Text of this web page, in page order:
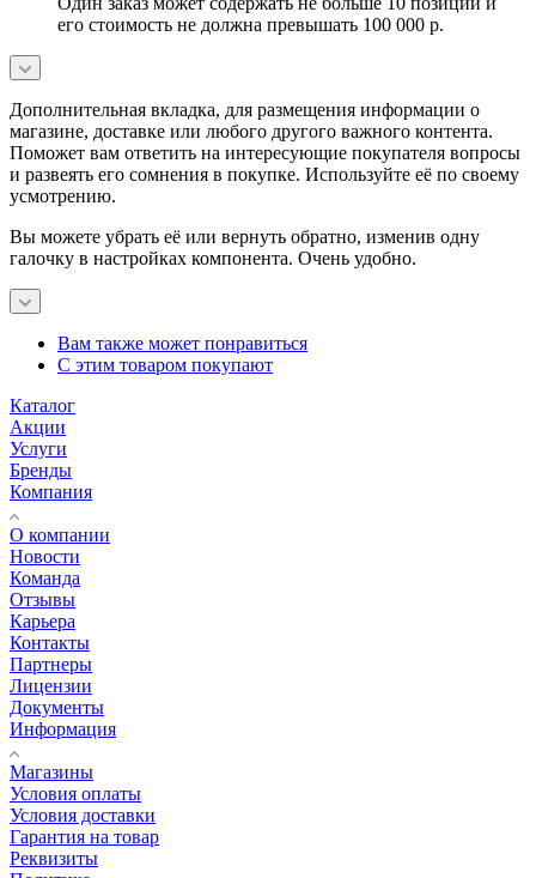
его стоимость не должна превышать 100 000 р.
Дополнительная вкладка, для размещения информации о
магазине, доставке или любого другого важного контента.
Поможет вам ответить на интересующие покупателя вопросы
и развеять его сомнения в покупке. Используйте её по своему
усмотрению.
Вы можете убрать её или вернуть обратно, изменив одну
галочку в настройках компонента. Очень удобно.
Вам также может понравиться
С этим товаром покупают
Каталог
Акции
Услуги
Бренды
Компания
О компании
Новости
Команда
Отзывы
Карьера
Контакты
Партнеры
Лицензии
Документы
Информация
Магазины
Условия оплаты
Условия доставки
Гарантия на товар
Реквизиты